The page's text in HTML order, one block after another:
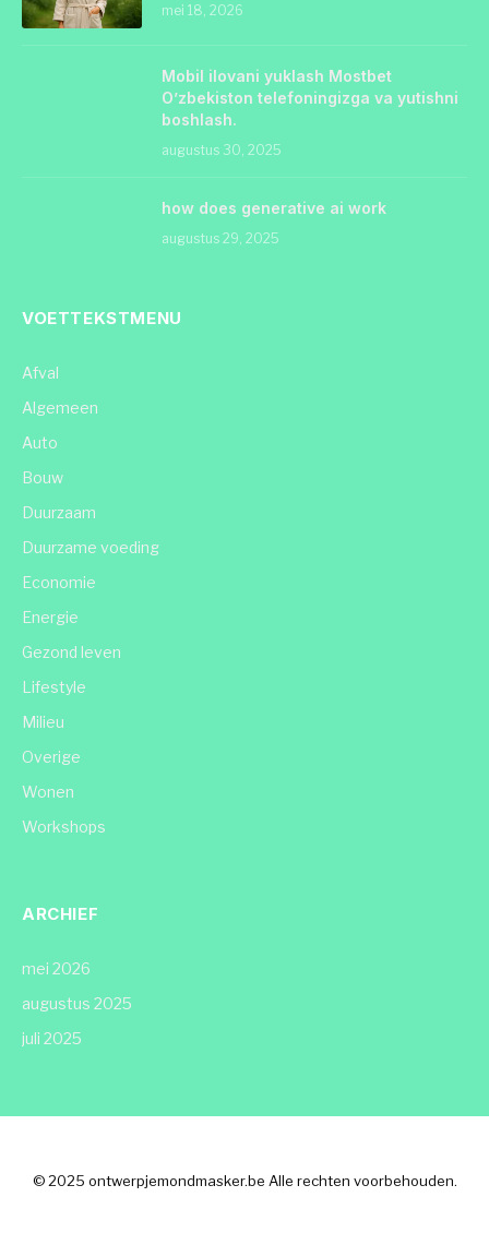
mei 18, 2026
Mobil ilovani yuklash Mostbet
O’zbekiston telefoningizga va yutishni
boshlash.
augustus 30, 2025
how does generative ai work
augustus 29, 2025
VOETTEKSTMENU
Afval
Algemeen
Auto
Bouw
Duurzaam
Duurzame voeding
Economie
Energie
Gezond leven
Lifestyle
Milieu
Overige
Wonen
Workshops
ARCHIEF
mei 2026
augustus 2025
juli 2025
© 2025 ontwerpjemondmasker.be Alle rechten voorbehouden.